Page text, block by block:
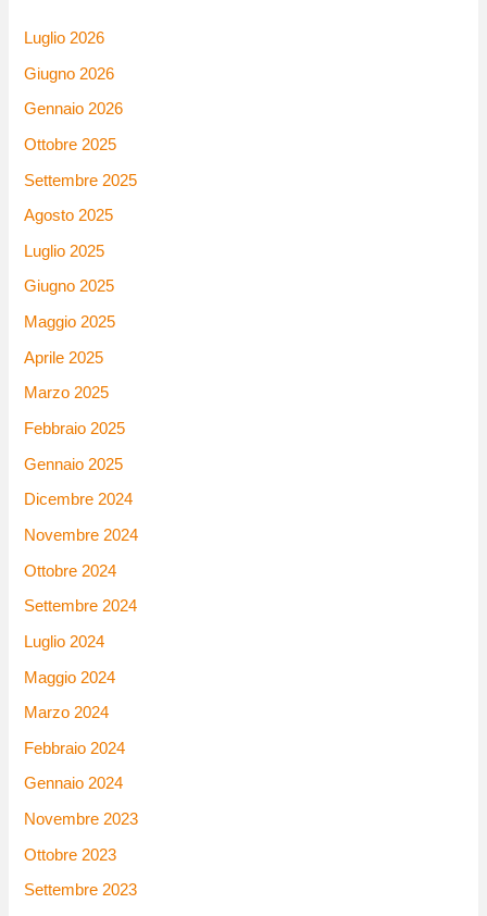
Luglio 2026
Giugno 2026
Gennaio 2026
Ottobre 2025
Settembre 2025
Agosto 2025
Luglio 2025
Giugno 2025
Maggio 2025
Aprile 2025
Marzo 2025
Febbraio 2025
Gennaio 2025
Dicembre 2024
Novembre 2024
Ottobre 2024
Settembre 2024
Luglio 2024
Maggio 2024
Marzo 2024
Febbraio 2024
Gennaio 2024
Novembre 2023
Ottobre 2023
Settembre 2023